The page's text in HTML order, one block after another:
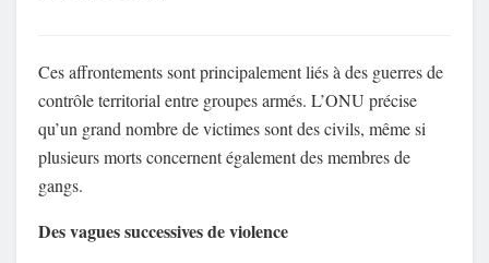
Ces affrontements sont principalement liés à des guerres de
contrôle territorial entre groupes armés. L’ONU précise
qu’un grand nombre de victimes sont des civils, même si
plusieurs morts concernent également des membres de
gangs.
Des vagues successives de violence